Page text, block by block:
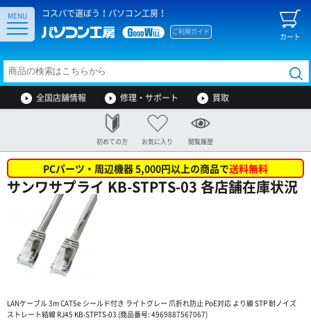
コスパで選ぼう！パソコン工房！
カート
ご利用ガイド
MENU
全国店舗情報 修理・サポート 買取
初めての方 お気に入り 閲覧履歴
PCパーツ・周辺機器 5,000円以上の商品で送料無料
サンワサプライ KB-STPTS-03 各店舗在庫状況
LANケーブル 3m CAT5e シールド付き ライトグレー 爪折れ防止 PoE対応 より線 STP 耐ノイズ
ストレート結線 RJ45 KB-STPTS-03 (商品番号: 4969887567067)